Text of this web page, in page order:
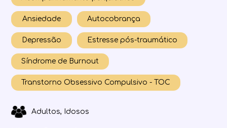
Ansiedade Autocobrança
Depressão Estresse pós-traumático
Síndrome de Burnout
Transtorno Obsessivo Compulsivo - TOC
Adultos, Idosos